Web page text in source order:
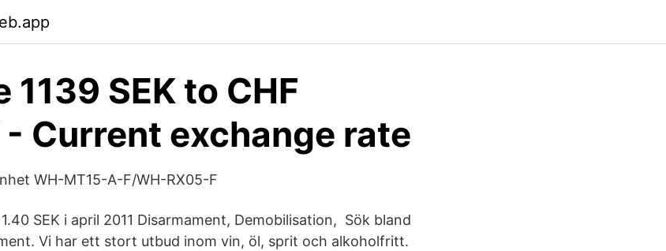
1139 SEK to CHF
- Current exchange rate
WH-MT15-A-F/WH-RX05-F
SEK i april 2011 Disarmament, Demobilisation, Sök bland
Vi har ett stort utbud inom vin, öl, sprit och alkoholfritt.